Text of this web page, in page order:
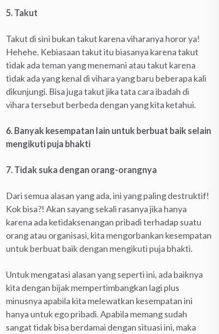
5. Takut
Takut di sini bukan takut karena viharanya horor ya!
Hehehe. Kebiasaan takut itu biasanya karena takut
tidak ada teman yang menemani atau takut karena
tidak ada yang kenal di vihara yang baru beberapa kali
dikunjungi. Bisa juga takut jika tata cara ibadah di
vihara tersebut berbeda dengan yang kita ketahui.
6. Banyak kesempatan lain untuk berbuat baik selain
mengikuti puja bhakti
7. Tidak suka dengan orang-orangnya
Dari semua alasan yang ada, ini yang paling destruktif!
Kok bisa?! Akan sayang sekali rasanya jika hanya
karena ada ketidaksenangan pribadi terhadap suatu
orang atau organisasi, kita mengorbankan kesempatan
untuk berbuat baik dengan mengikuti puja bhakti.
Untuk mengatasi alasan yang seperti ini, ada baiknya
kita dengan bijak mempertimbangkan lagi plus
minusnya apabila kita melewatkan kesempatan ini
hanya untuk ego pribadi. Apabila memang sudah
sangat tidak bisa berdamai dengan situasi ini, maka